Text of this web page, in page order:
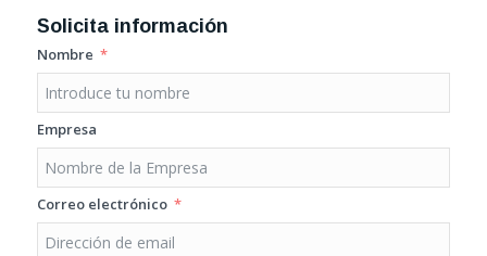
Solicita información
Nombre
Empresa
Correo electrónico